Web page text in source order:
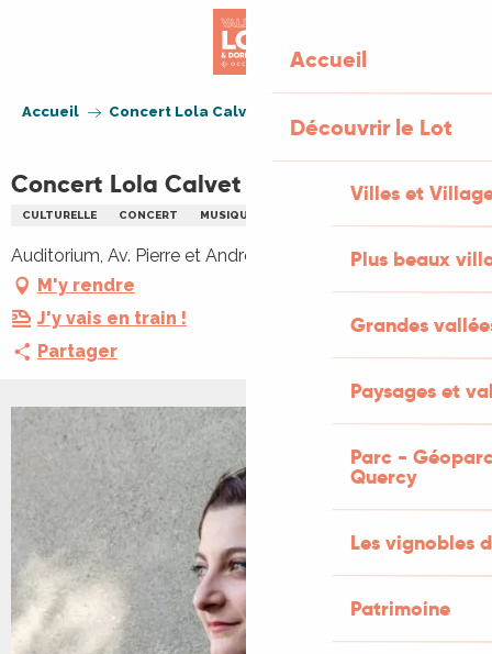
Accueil
Découvrir le Lot
Villes et
Plus beaux
Grandes
Paysages et
Parc -
Quercy
Les vignobles
Patrimoine
Accueil Concert Lola Calvet
Concert Lola Calvet
CULTURELLE CONCERT MUSIQUE
Auditorium, Av. Pierre et Andrée Delbos, 46400 Saint-Céré
M'y rendre
J'y vais en train !
Partager